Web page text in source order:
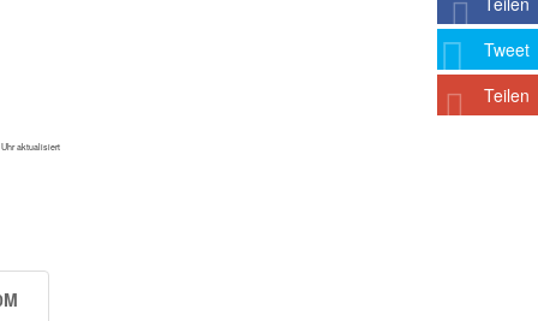
Tweet
Teilen
aktualisiert